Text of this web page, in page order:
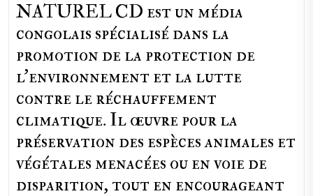
NATUREL CD est un média
congolais spécialisé dans la
promotion de la protection de
l’environnement et la lutte
contre le réchauffement
climatique. Il œuvre pour la
préservation des espèces animales et
végétales menacées ou en voie de
disparition, tout en encourageant